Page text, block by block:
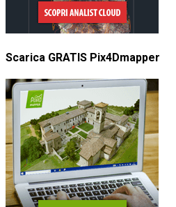
Scarica GRATIS Pix4Dmapper